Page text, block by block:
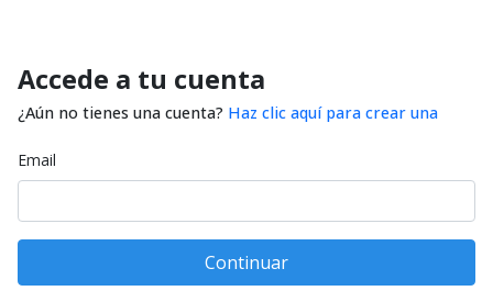
Accede a tu cuenta
¿Aún no tienes una cuenta? Haz clic aquí para crear una
Email
Continuar